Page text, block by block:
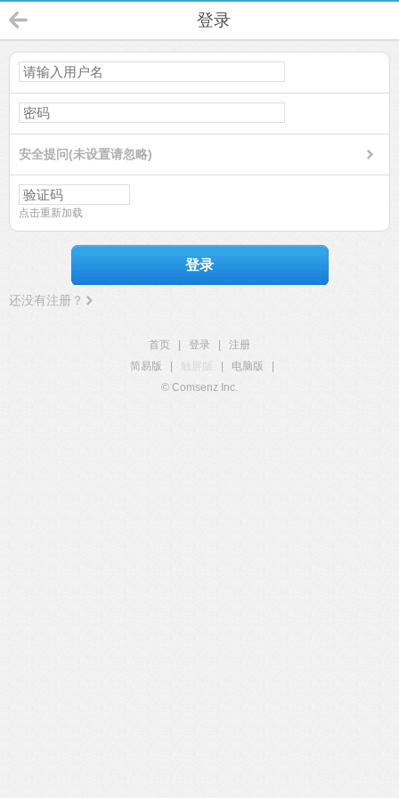
登录
安全提问(未设置请忽略)
点击重新加载
登录
还没有注册？
首页 登录
注册
简易版
触屏版 电脑版
© Comsenz Inc.